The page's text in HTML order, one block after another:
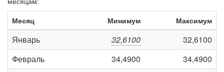
Месяц
Минимум Максимум
Январь 32,6100
32,6100
Февраль
34,4900
34,4900